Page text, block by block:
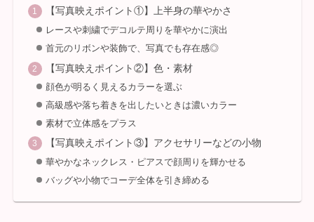
【写真映えポイント①】上半身の華やかさ
レースや刺繍でデコルテ周りを華やかに演出
首元のリボンや装飾で、写真でも存在感◎
【写真映えポイント②】色・素材
顔色が明るく見えるカラーを選ぶ
高級感や落ち着きを出したいときは濃いカラー
素材で立体感をプラス
【写真映えポイント③】アクセサリーなどの小物
華やかなネックレス・ピアスで顔周りを輝かせる
バッグや小物でコーデ全体を引き締める